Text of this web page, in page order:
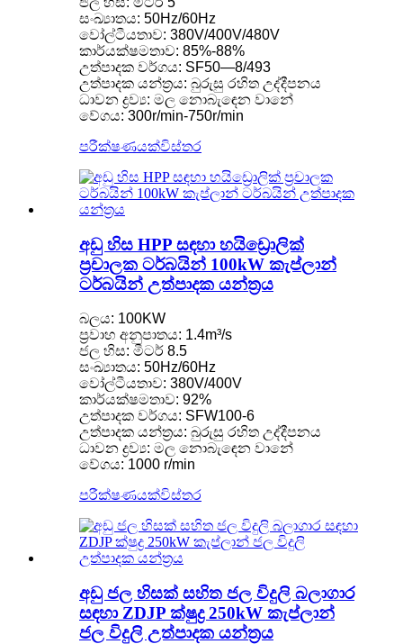
සංඛ්‍යාතය: 50Hz/60Hz
වෝල්ටීයතාව: 380V/400V/480V
කාර්යක්ෂමතාව: 85%-88%
උත්පාදක වර්ගය: SF50—8/493
උත්පාදක යන්ත්‍රය: බුරුසු රහිත උද්දීපනය
ධාවන ද්‍රව්‍ය: මල නොබැඳෙන වානේ
වේගය: 300r/min-750r/min
පරීක්ෂණයක්විස්තර
අඩු හිස HPP සඳහා හයිඩ්‍රොලික්
ප්‍රචාලක ටර්බයින් 100kW කැප්ලාන්
ටර්බයින් උත්පාදක යන්ත්‍රය
බලය: 100KW
ප්‍රවාහ අනුපාතය: 1.4m³/s
ජල හිස: මීටර් 8.5
සංඛ්‍යාතය: 50Hz/60Hz
වෝල්ටීයතාව: 380V/400V
කාර්යක්ෂමතාව: 92%
උත්පාදක වර්ගය: SFW100-6
උත්පාදක යන්ත්‍රය: බුරුසු රහිත උද්දීපනය
ධාවන ද්‍රව්‍ය: මල නොබැඳෙන වානේ
වේගය: 1000 r/min
පරීක්ෂණයක්විස්තර
අඩු ජල හිසක් සහිත ජල විදුලි බලාගාර
සඳහා ZDJP ක්ෂුද්‍ර 250kW කැප්ලාන්
ජල විදුලි උත්පාදක යන්ත්‍රය